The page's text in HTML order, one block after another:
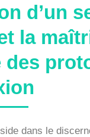
d’un
la
des
dans le